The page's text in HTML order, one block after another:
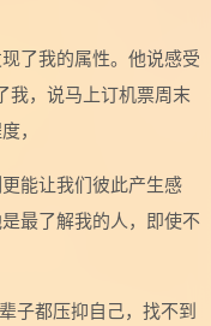
了我的属性。他说感受
我，说马上订机票周末
，
能让我们彼此产生感
最了解我的人，即使不
子都压抑自己，找不到